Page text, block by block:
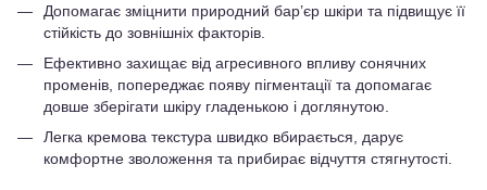
Допомагає зміцнити природний бар’єр шкіри та підвищує її
стійкість до зовнішніх факторів.
Ефективно захищає від агресивного впливу сонячних
променів, попереджає появу пігментації та допомагає
довше зберігати шкіру гладенькою і доглянутою.
Легка кремова текстура швидко вбирається, дарує
комфортне зволоження та прибирає відчуття стягнутості.